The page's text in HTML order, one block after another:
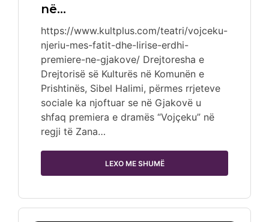
në…
https://www.kultplus.com/teatri/vojceku-
njeriu-mes-fatit-dhe-lirise-erdhi-
premiere-ne-gjakove/ Drejtoresha e
Drejtorisë së Kulturës në Komunën e
Prishtinës, Sibel Halimi, përmes rrjeteve
sociale ka njoftuar se në Gjakovë u
shfaq premiera e dramës “Vojçeku” në
regji të Zana…
LEXO ME SHUMË